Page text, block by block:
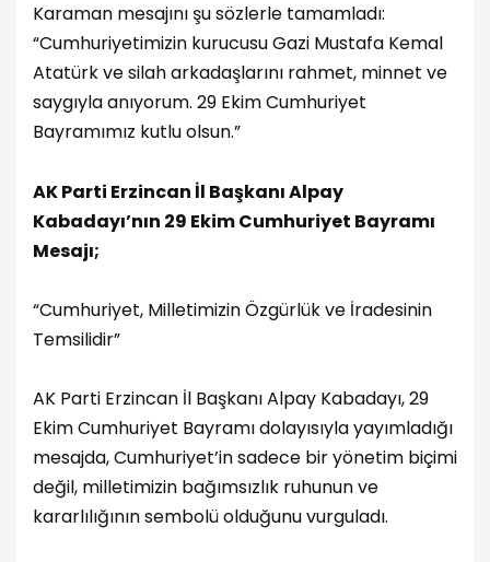
Karaman mesajını şu sözlerle tamamladı:
“Cumhuriyetimizin kurucusu Gazi Mustafa Kemal
Atatürk ve silah arkadaşlarını rahmet, minnet ve
saygıyla anıyorum. 29 Ekim Cumhuriyet
Bayramımız kutlu olsun.”
AK Parti Erzincan İl Başkanı Alpay
Kabadayı’nın 29 Ekim Cumhuriyet Bayramı
Mesajı;
“Cumhuriyet, Milletimizin Özgürlük ve İradesinin
Temsilidir”
AK Parti Erzincan İl Başkanı Alpay Kabadayı, 29
Ekim Cumhuriyet Bayramı dolayısıyla yayımladığı
mesajda, Cumhuriyet’in sadece bir yönetim biçimi
değil, milletimizin bağımsızlık ruhunun ve
kararlılığının sembolü olduğunu vurguladı.